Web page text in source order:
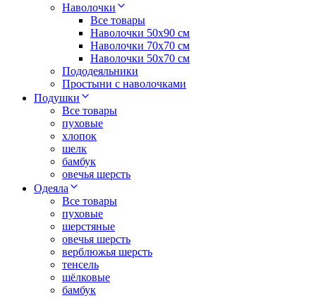
Наволочки
Все товары
Наволочки 50x90 см
Наволочки 70x70 cм
Наволочки 50х70 см
Пододеяльники
Простыни с наволочками
Подушки
Все товары
пуховые
хлопок
шелк
бамбук
овечья шерсть
Одеяла
Все товары
пуховые
шерстяные
овечья шерсть
верблюжья шерсть
тенсель
шёлковые
бамбук